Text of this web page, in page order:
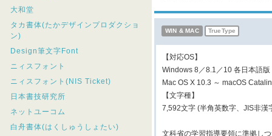
大和堂
タカ書体(たかデザインプロダクショ
ン)
Design筆文字Font
ニィスフォント
ニィスフォント(NIS Ticket)
日本書技研究所
ネットユーコム
白舟書体(はくしゅうしょたい)
WIN & MAC TrueType
【対応OS】
Windows 8／8.1／10 各日本語版
Mac OS X 10.3 ～ macOS
【文字種】
7,592文字 (半角英数字、JIS非漢
文科省の学習指導要領に準拠し